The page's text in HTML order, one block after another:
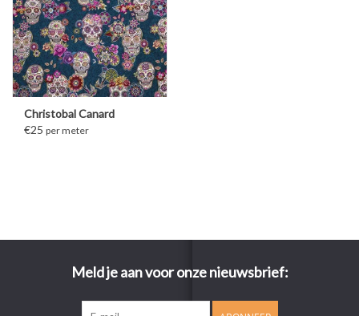
Christobal Canard
€25 per meter
Meld je aan voor onze nieuwsbrief: